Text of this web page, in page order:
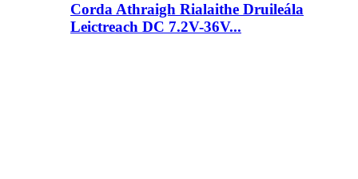
Corda Athraigh Rialaithe Druileála
Leictreach DC 7.2V-36V...